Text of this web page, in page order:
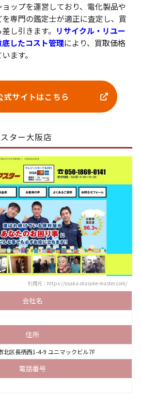
ップを運営しており、電化製品や
専門の鑑定士が適正に査定し、買
し引きます。 リサイクル・リユー
したコスト管理により、買取価格
ます。
式サイトはこちら
ター大阪店
引用元：https://osaka.otasuke-master.com/
会社名
住所
北区長柄西1-4-9 ユニマックビル7F
電話番号